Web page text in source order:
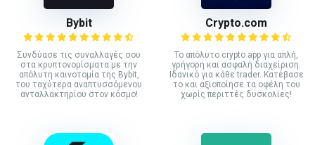
Bybit
Συνδύασε τις συναλλαγές σου
στα κρυπτονομίσματα με την
απόλυτη καινοτομία της Bybit,
του ταχύτερα αναπτυσσόμενου
ανταλλακτηρίου στον κόσμο!
Crypto.com
Το απόλυτο crypto app για απλή,
γρήγορη και ασφαλή διαχείριση.
Ιδανικό για κάθε trader. Κατέβασε
το και αξιοποίησε τα οφέλη του
χωρίς περιττές δυσκολίες!